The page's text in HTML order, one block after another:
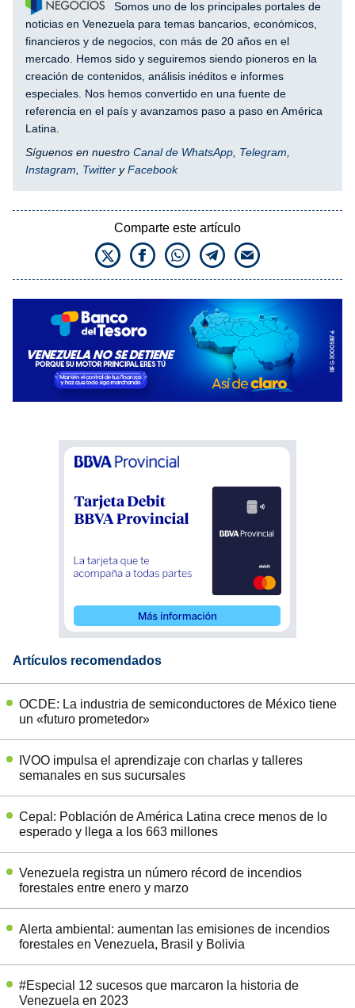
Somos uno de los principales portales de
noticias en Venezuela para temas bancarios, económicos,
financieros y de negocios, con más de 20 años en el
mercado. Hemos sido y seguiremos siendo pioneros en la
creación de contenidos, análisis inéditos e informes
especiales. Nos hemos convertido en una fuente de
referencia en el país y avanzamos paso a paso en América
Latina.
Síguenos en nuestro Canal de WhatsApp Telegram
Instagram
Twitter yFacebook
Comparte este artículo
Artículos recomendados
OCDE: La industria de semiconductores de México tiene
un «futuro prometedor»
IVOO impulsa el aprendizaje con charlas y talleres
semanales en sus sucursales
Cepal: Población de América Latina crece menos de lo
esperado y llega a los 663 millones
Venezuela registra un número récord de incendios
forestales entre enero y marzo
Alerta ambiental: aumentan las emisiones de incendios
forestales en Venezuela, Brasil y Bolivia
#Especial 12 sucesos que marcaron la historia de
Venezuela en 2023